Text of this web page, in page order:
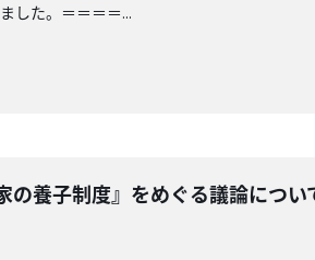
した。＝＝＝＝...
の養子制度』をめぐる議論につ